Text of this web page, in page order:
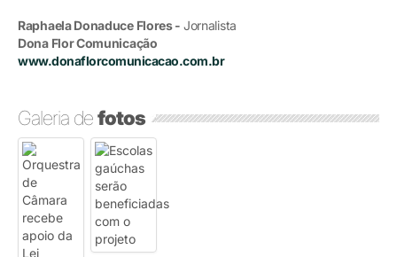
Raphaela Donaduce Flores - Jornalista
Dona Flor Comunicação
www.donaflorcomunicacao.com.br
Galeria defotos